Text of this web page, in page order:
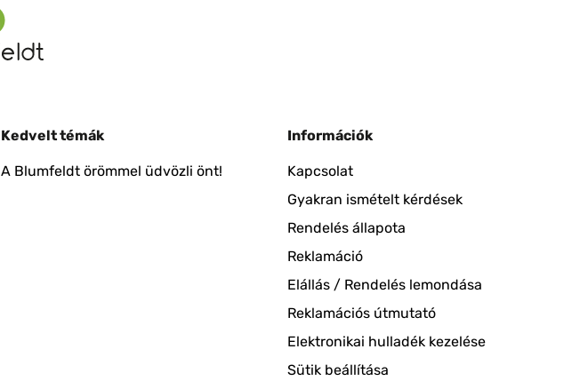
Kedvelt témák
A Blumfeldt örömmel üdvözli önt!
Információk
Kapcsolat
Gyakran ismételt kérdések
Rendelés állapota
Reklamáció
Elállás / Rendelés lemondása
Reklamációs útmutató
Elektronikai hulladék kezelése
Sütik beállítása